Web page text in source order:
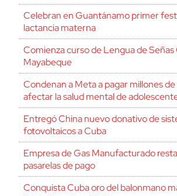
Celebran en Guantánamo primer
lactancia materna
Comienza curso de Lengua de Señas
Mayabeque
Condenan a Meta a pagar millones
afectar la salud mental de
Entregó China nuevo donativo de
fotovoltaicos a Cuba
Empresa de Gas Manufacturado
pasarelas de pago
Conquista Cuba oro del balonmano